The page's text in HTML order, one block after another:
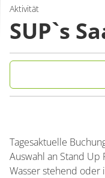
Aktivität
SUP`s
Tagesaktuelle
Auswahl an Stand
Wasser stehend oder